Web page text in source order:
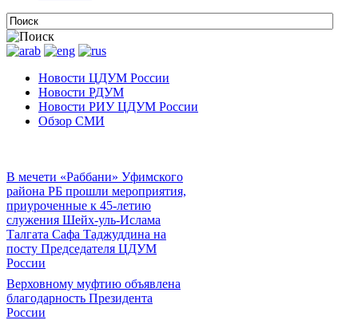
Новости ЦДУМ России
Новости РДУМ
Новости РИУ ЦДУМ России
Обзор СМИ
В мечети «Раббани» Уфимского
района РБ прошли мероприятия,
приуроченные к 45-летию
служения Шейх-уль-Ислама
Талгата Сафа Таджуддина на
посту Председателя ЦДУМ
России
Верховному муфтию объявлена
благодарность Президента
России